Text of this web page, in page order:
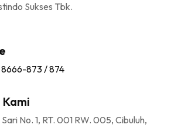
Sukses Tbk.
8666-873 / 874
Kami
No. 1, RT. 001 RW. 005, Cibuluh,